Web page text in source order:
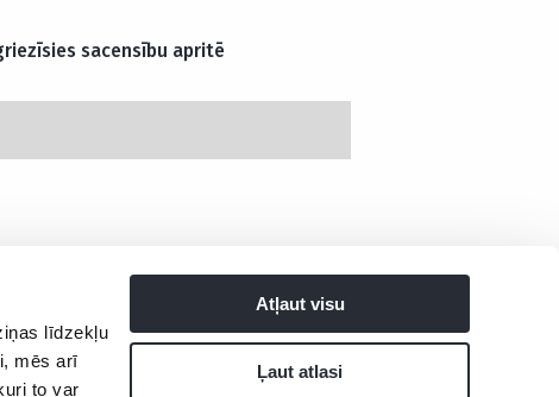
līdzekļu
mēs arī
to var
Atļaut visu
Ļaut atlasi
sacensību apritē
politika